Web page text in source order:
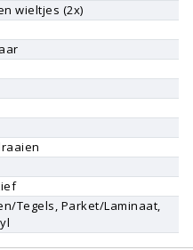
wieltjes (2x)
Tegels, Parket/Laminaat,